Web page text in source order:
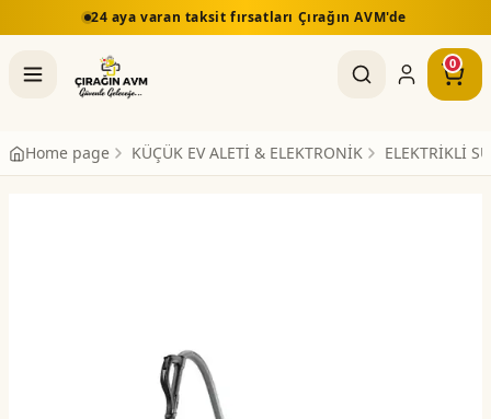
24 aya varan taksit fırsatları Çırağın AVM'de
0
Home page KÜÇÜK EV ALETİ & ELEKTRONİK ELEKTRİKLİ